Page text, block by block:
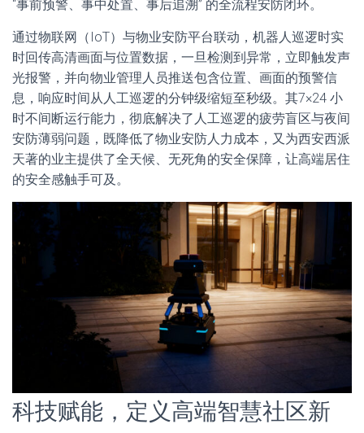
“事前预警、事中处置、事后追溯” 的全流程安防闭环。
通过物联网（IoT）与物业安防平台联动，机器人巡逻时实
时回传高清画面与位置数据，一旦检测到异常，立即触发声
光报警，并向物业管理人员推送包含位置、画面的预警信
息，响应时间从人工巡逻的分钟级缩短至秒级。其7×24 小
时不间断运行能力，彻底解决了人工巡逻的疲劳盲区与夜间
安防薄弱问题，既降低了物业安防人力成本，又为西安西派
天著的业主提供了全天候、无死角的安全保障，让高端居住
的安全感触手可及。
科技赋能，定义高端智慧社区新